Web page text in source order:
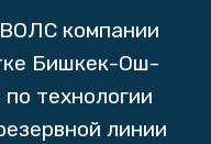
компании
Бишкек-Ош-
технологии
линии